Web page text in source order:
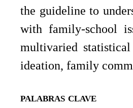
the guideline to
with family-school
multivaried
ideation, family
palabras clave